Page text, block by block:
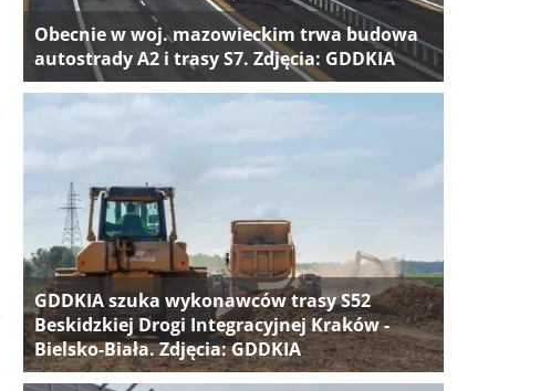
Obecnie w woj. mazowieckim trwa budowa
autostrady A2 i trasy S7. Zdjęcia: GDDKIA
GDDKIA szuka wykonawców trasy S52
Beskidzkiej Drogi Integracyjnej Kraków -
Bielsko-Biała. Zdjęcia: GDDKIA